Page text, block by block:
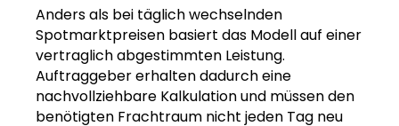
Anders als bei täglich wechselnden
Spotmarktpreisen basiert das Modell auf einer
vertraglich abgestimmten Leistung.
Auftraggeber erhalten dadurch eine
nachvollziehbare Kalkulation und müssen den
benötigten Frachtraum nicht jeden Tag neu